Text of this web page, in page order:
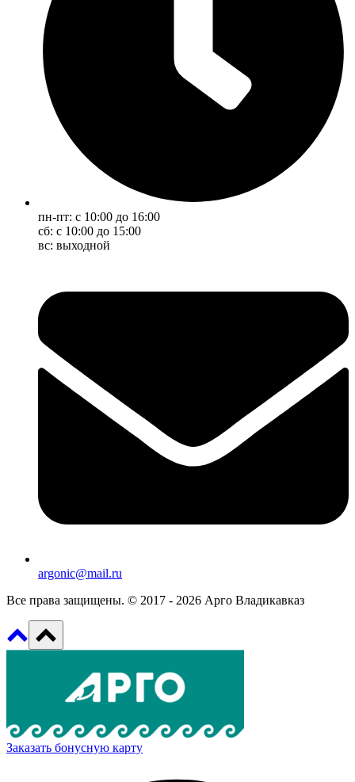
пн-пт: с 10:00 до 16:00
сб: с 10:00 до 15:00
вс: выходной
argonic@mail.ru
Все права защищены. © 2017 - 2026 Арго Владикавказ
Заказать бонусную карту